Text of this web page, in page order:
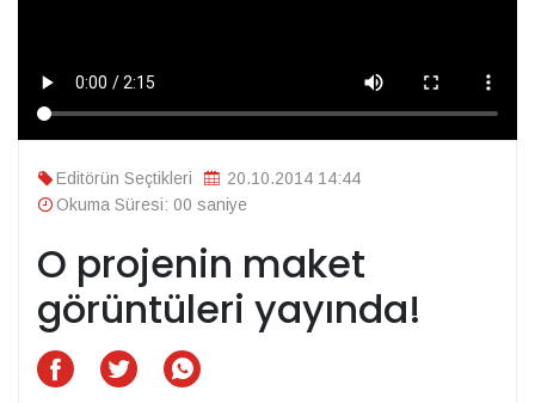
Editörün Seçtikleri
20.10.2014 14:44
Okuma Süresi: 00 saniye
O projenin maket
görüntüleri yayında!